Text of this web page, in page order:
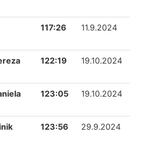
117:26 11.9.2024
122:19 19.10.2024
123:05 19.10.2024
123:56 29.9.2024